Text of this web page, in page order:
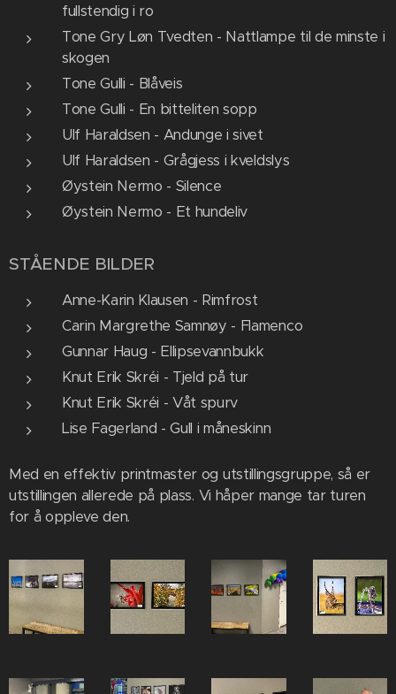
fullstendig i ro
Tone Gry Løn Tvedten - Nattlampe til de minste i
skogen
Tone Gulli - Blåveis
Tone Gulli - En bitteliten sopp
Ulf Haraldsen - Andunge i sivet
Ulf Haraldsen - Grågjess i kveldslys
Øystein Nermo - Silence
Øystein Nermo - Et hundeliv
STÅENDE BILDER
Anne-Karin Klausen - Rimfrost
Carin Margrethe Samnøy - Flamenco
Gunnar Haug - Ellipsevannbukk
Knut Erik Skréi - Tjeld på tur
Knut Erik Skréi - Våt spurv
Lise Fagerland - Gull i måneskinn
Med en effektiv printmaster og utstillingsgruppe, så er
utstillingen allerede på plass. Vi håper mange tar turen
for å oppleve den.